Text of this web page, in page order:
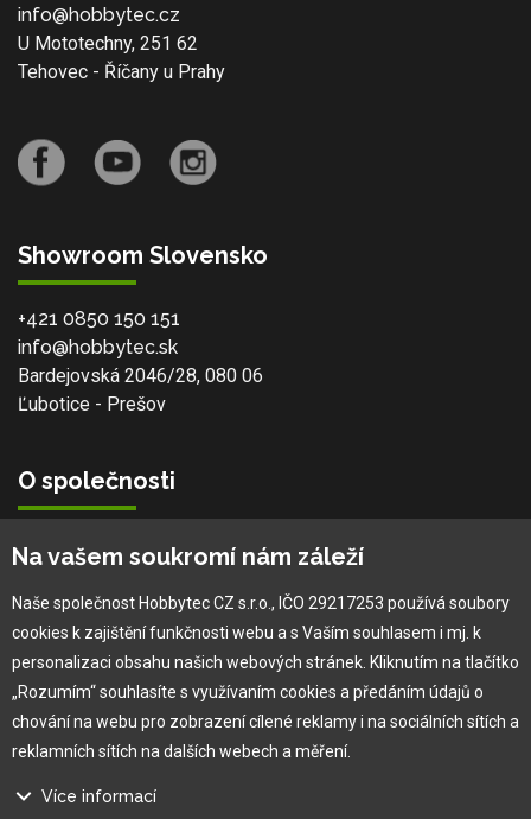
info@hobbytec.cz
U Mototechny, 251 62
Tehovec - Říčany u Prahy
Showroom Slovensko
+421 0850 150 151
info@hobbytec.sk
Bardejovská 2046/28, 080 06
Ľubotice - Prešov
O společnosti
Vlastní výroba
Náš tým
O nás
Pro zákazníka
Obchodní podmínky
Jak na reklamaci
Na vašem soukromí nám záleží
Naše společnost Hobbytec CZ s.r.o., IČO 29217253 používá soubory
cookies k zajištění funkčnosti webu a s Vaším souhlasem i mj. k
personalizaci obsahu našich webových stránek. Kliknutím na tlačítko
„Rozumím“ souhlasíte s využívaním cookies a předáním údajů o
chování na webu pro zobrazení cílené reklamy i na sociálních sítích a
reklamních sítích na dalších webech a měření.
Více informací